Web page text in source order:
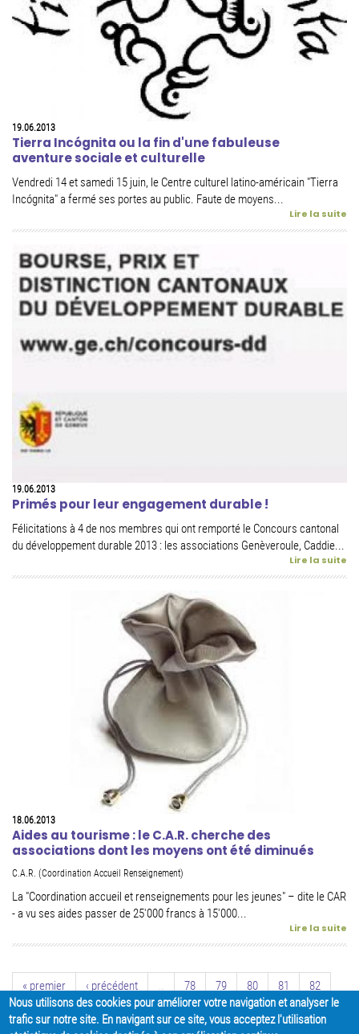
19.06.2013
Tierra Incógnita ou la fin d'une fabuleuse
aventure sociale et culturelle
Vendredi 14 et samedi 15 juin, le Centre culturel latino-américain "Tierra
Incógnita" a fermé ses portes au public. Faute de moyens...
Lire la suite
19.06.2013
Primés pour leur engagement durable !
Félicitations à 4 de nos membres qui ont remporté le Concours cantonal
du développement durable 2013 : les associations Genèveroule, Caddie...
Lire la suite
18.06.2013
Aides au tourisme : le C.A.R. cherche des
associations dont les moyens ont été diminués
C.A.R. (Coordination Accueil Renseignement)
La "Coordination accueil et renseignements pour les jeunes" – dite le CAR
- a vu ses aides passer de 25'000 francs à 15'000...
Lire la suite
« premier ‹ précédent 78 79 80 81
82
83
84 85 86 suivant › dernier »
Nous utilisons des cookies pour améliorer votre navigation et analyser le
trafic sur notre site. En navigant sur ce site, vous acceptez l'utilisation